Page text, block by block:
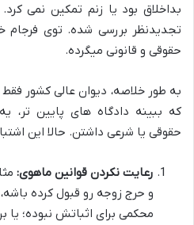
بداخلاق بود یا زنم تمکین نمی
تجدیدنظر بررسی شده. توی فرجام
حقوقی و قانونی میگرده.
به طور خلاصه، دیوان عالی کشور
که ببینه دادگاه های پایین تر،
حقوقی یا شرعی داشتن. حالا این
رعایت نکردن قوانین ماهوی:
و حرج زوجه رو قبول کرده
محکمی برای اثباتش نبوده؛